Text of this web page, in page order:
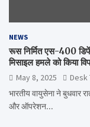
NEWS
रूस निर्मित एस-400
मिसाइल हमले को किया
May 8, 2025
Desk
भारतीय वायुसेना ने बुधवार
और ऑपरेशन…